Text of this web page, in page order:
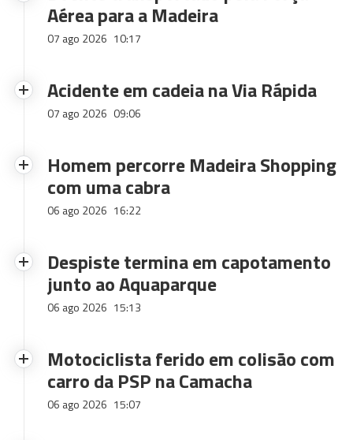
Aérea para a Madeira
07 ago 2026 10:17
Acidente em cadeia na Via Rápida
07 ago 2026 09:06
Homem percorre Madeira Shopping
com uma cabra
06 ago 2026 16:22
Despiste termina em capotamento
junto ao Aquaparque
06 ago 2026 15:13
Motociclista ferido em colisão com
carro da PSP na Camacha
06 ago 2026 15:07